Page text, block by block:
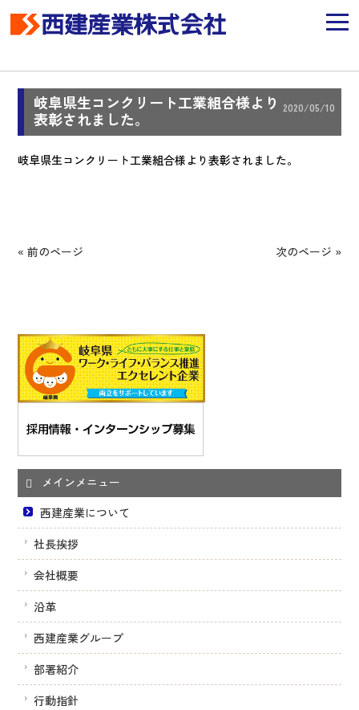
2020/05/10
岐阜県生コンクリート工業組合様より
表彰されました。
岐阜県生コンクリート工業組合様より表彰されました。
« 前のページ 次のページ »
メインメニュー
西建産業について
社長挨拶
会社概要
沿革
西建産業グループ
部署紹介
行動指針